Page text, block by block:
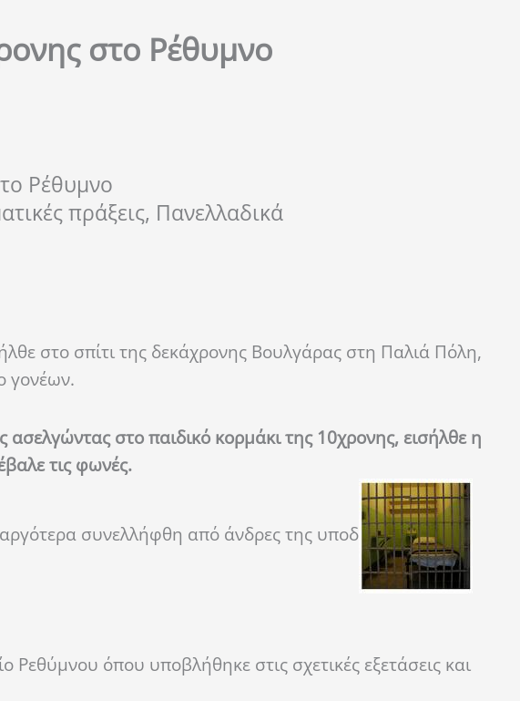
στο Ρέθυμνο
Ρέθυμνο
πράξεις, Πανελλαδικά
στο σπίτι της δεκάχρονης Βουλγάρας στη Παλιά Πόλη,
γονέων.
ασελγώντας στο παιδικό κορμάκι της 10χρονης, εισήλθε η
τις φωνές.
συνελλήφθη από άνδρες της υποδ
Ρεθύμνου όπου υποβλήθηκε στις σχετικές εξετάσεις και